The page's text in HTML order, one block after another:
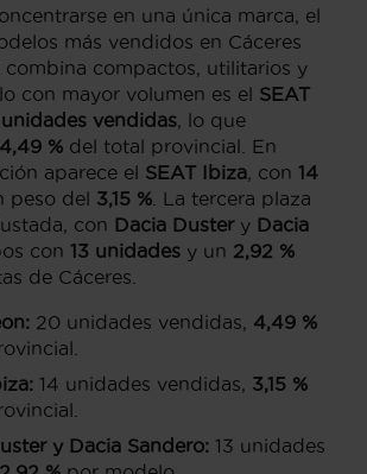
en una única marca, el
más vendidos en Cáceres
compactos, utilitarios y
con mayor volumen es el SEAT
vendidas , lo que
4,49 % del total provincial. En
aparece el SEAT Ibiza , con 14
peso del 3,15 % . La tercera plaza
con Dacia Dustery Dacia
con 13 unidades y un 2,92 %
de Cáceres.
20 unidades vendidas, 4,49 %
14 unidades vendidas, 3,15 %
y Dacia Sandero: 13 unidades